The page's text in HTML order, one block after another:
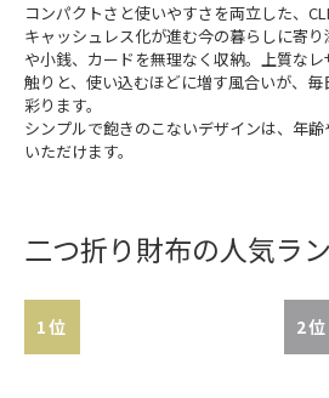
コンパクトさと使いやすさを両立した、
キャッシュレス化が進む今の暮らしに寄
や小銭、カードを無理なく収納。上質な
触りと、使い込むほどに増す風合いが、
彩ります。
シンプルで飽きのこないデザインは、年
いただけます。
二つ折り財布の人気ラ
1位 2位